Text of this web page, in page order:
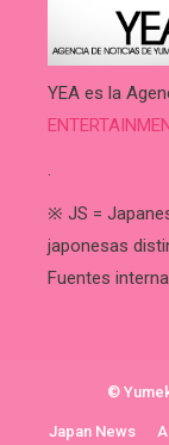
YEA es la
.
※ JS =
japonesas
Fuentes
©
Japan News